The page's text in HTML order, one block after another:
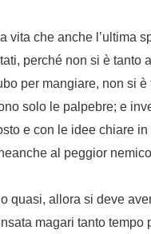
che anche l’ultima
perché non si è tanto
per mangiare, non si
solo le palpebre; e
e con le idee chiare
al peggior
quasi, allora si deve
magari tanto tempo